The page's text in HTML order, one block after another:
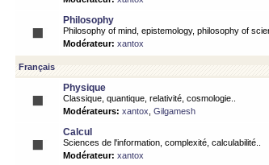
Philosophy
Philosophy of mind, epistemology, philosophy of
Modérateur: xantox
Français
Physique
Classique, quantique, relativité, cosmologie..
Modérateurs: xantox Gilgamesh
Calcul
Sciences de l'information, complexité, calculabilité..
Modérateur: xantox